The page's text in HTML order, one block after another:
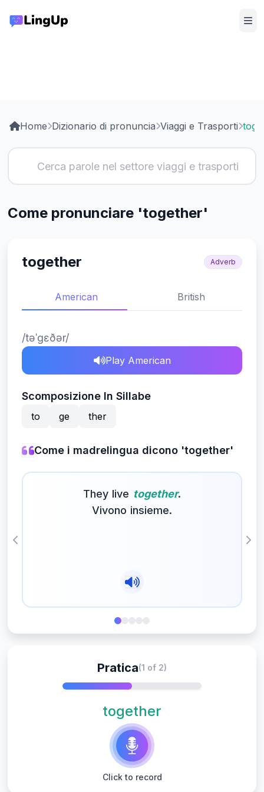
Home Dizionario di pronuncia Viaggi e Trasporti
Come pronunciare 'together'
together Adverb
American British
/təˈɡɛðər/
Play American
Scomposizione In Sillabe
to ge ther
Come i madrelingua dicono 'together'
They live together.
Vivono insieme.
Previous
Pratica(1 of 2)
together
Click to record